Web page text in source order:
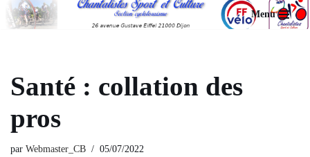
Menu
Santé : collation des
pros
par Webmaster_CB 05/07/2022